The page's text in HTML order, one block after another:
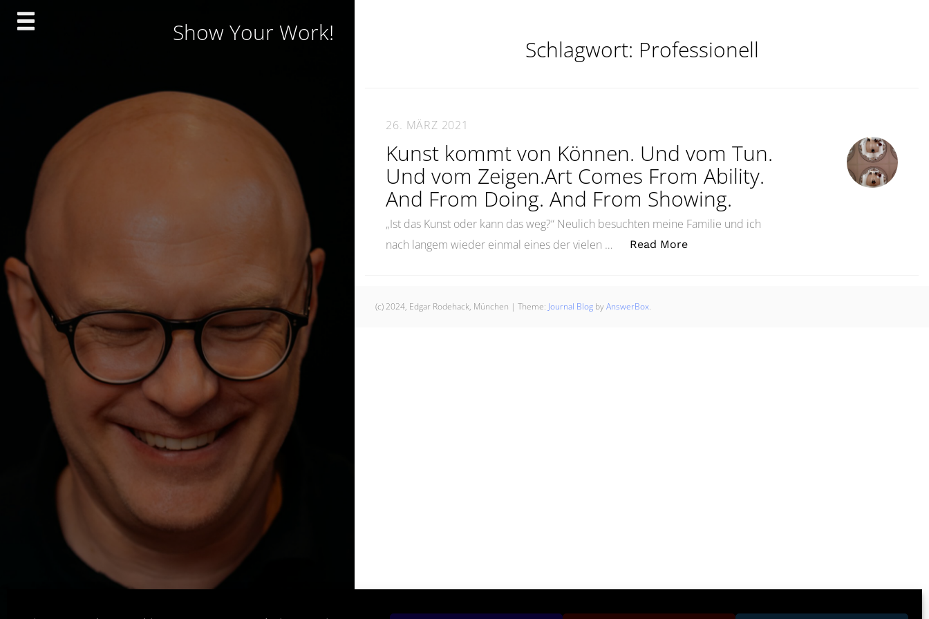
Skip
Show Your Work!
Machen. Zeigen. Lernen.
Schlagwort: Professionell
26. MÄRZ 2021
Kunst kommt von Können. Und vom Tun.
Und vom Zeigen.Art Comes From Ability.
And From Doing. And From Showing.
„Ist das Kunst oder kann das weg?“ Neulich besuchten meine Familie und ich
nach langem wieder einmal eines der vielen …
Read More„Kunst kommt von Können. Und vom Tun.
(c) 2024, Edgar Rodehack, München |Theme: Journal Blog byAnswerBox.